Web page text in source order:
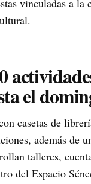
vinculadas a
el
casetas de
además de
talleres,
del Espacio